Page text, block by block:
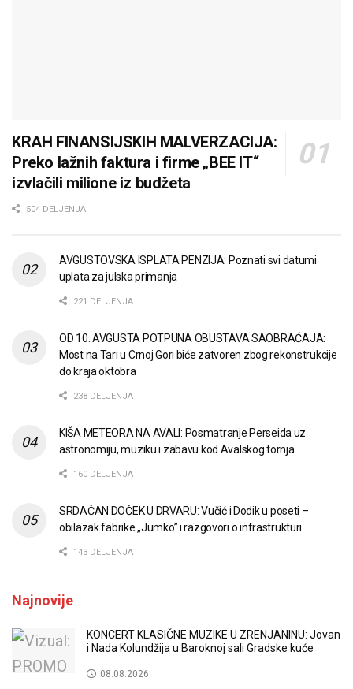
KRAH FINANSIJSKIH MALVERZACIJA:
Preko lažnih faktura i firme „BEE IT“
izvlačili milione iz budžeta
504 DELJENJA
AVGUSTOVSKA ISPLATA PENZIJA: Poznati svi datumi
uplata za julska primanja
221 DELJENJA
OD 10. AVGUSTA POTPUNA OBUSTAVA SAOBRAĆAJA:
Most na Tari u Crnoj Gori biće zatvoren zbog rekonstrukcije
do kraja oktobra
238 DELJENJA
KIŠA METEORA NA AVALI: Posmatranje Perseida uz
astronomiju, muziku i zabavu kod Avalskog tornja
160 DELJENJA
SRDAČAN DOČEK U DRVARU: Vučić i Dodik u poseti –
obilazak fabrike „Jumko” i razgovori o infrastrukturi
143 DELJENJA
Najnovije
KONCERT KLASIČNE MUZIKE U ZRENJANINU: Jovan
i Nada Kolundžija u Baroknoj sali Gradske kuće
08.08.2026